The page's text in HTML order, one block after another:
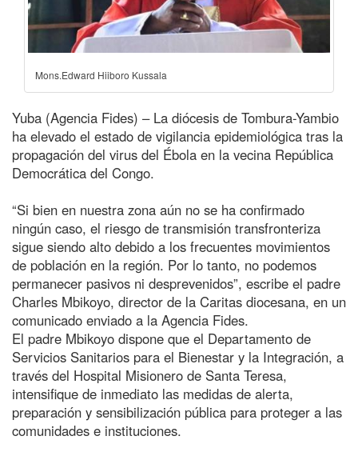
Mons.Edward Hiiboro Kussala
Yuba (Agencia Fides) – La diócesis de Tombura-Yambio
ha elevado el estado de vigilancia epidemiológica tras la
propagación del virus del Ébola en la vecina República
Democrática del Congo.
“Si bien en nuestra zona aún no se ha confirmado
ningún caso, el riesgo de transmisión transfronteriza
sigue siendo alto debido a los frecuentes movimientos
de población en la región. Por lo tanto, no podemos
permanecer pasivos ni desprevenidos”, escribe el padre
Charles Mbikoyo, director de la Caritas diocesana, en un
comunicado enviado a la Agencia Fides.
El padre Mbikoyo dispone que el Departamento de
Servicios Sanitarios para el Bienestar y la Integración, a
través del Hospital Misionero de Santa Teresa,
intensifique de inmediato las medidas de alerta,
preparación y sensibilización pública para proteger a las
comunidades e instituciones.